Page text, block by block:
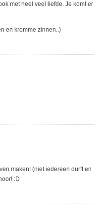
met heel veel liefde. Je komt er
en kromme zinnen..)
maken! (niet iedereen durft en
:D